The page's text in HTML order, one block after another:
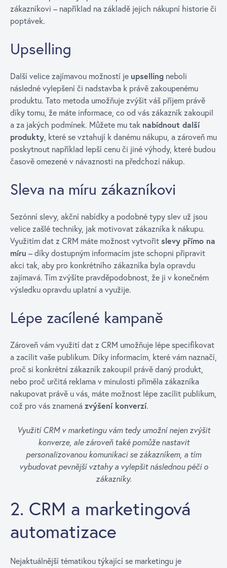
zákazníkovi – například na základě jejich nákupní historie či
poptávek.
Upselling
Další velice zajímavou možností je upselling neboli
následné vylepšení či nadstavba k právě zakoupenému
produktu. Tato metoda umožňuje zvýšit váš příjem právě
díky tomu, že máte informace, co od vás zákazník zakoupil
a za jakých podmínek. Můžete mu tak nabídnout další
produkty, které se vztahují k danému nákupu, a zároveň mu
poskytnout například lepší cenu či jiné výhody, které budou
časově omezené v návaznosti na předchozí nákup.
Sleva na míru zákazníkovi
Sezónní slevy, akční nabídky a podobné typy slev už jsou
velice zašlé techniky, jak motivovat zákazníka k nákupu.
Využitím dat z CRM máte možnost vytvořitslevy přímo na
míru – díky dostupným informacím jste schopni připravit
akci tak, aby pro konkrétního zákazníka byla opravdu
zajímavá. Tím zvýšíte pravděpodobnost, že ji v konečném
výsledku opravdu uplatní a využije.
Lépe zacílené kampaně
Zároveň vám využití dat z CRM umožňuje lépe specifikovat
a zacílit vaše publikum. Díky informacím, které vám naznačí,
proč si konkrétní zákazník zakoupil právě daný produkt,
nebo proč určitá reklama v minulosti přiměla zákazníka
nakupovat právě u vás, máte možnost lépe zacílit publikum,
což pro vás znamenázvýšení konverzí.
Využití CRM v marketingu vám tedy umožní nejen zvýšit
konverze, ale zároveň také pomůže nastavit
personalizovanou komunikaci se zákazníkem, a tím
vybudovat pevnější vztahy a vylepšit následnou péči o
zákazníky.
2. CRM a marketingová
automatizace
Nejaktuálnější tématikou týkající se marketingu je